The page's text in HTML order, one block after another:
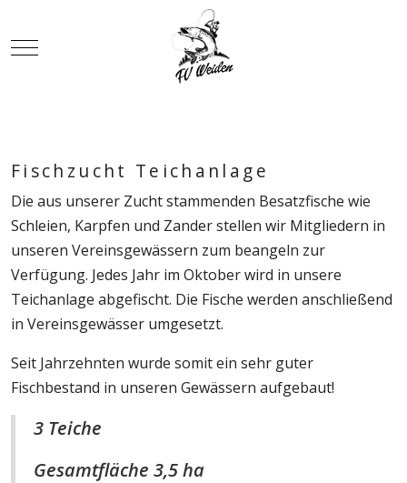
Mobile Menu Toggle
Fischzucht Teichanlage
Die aus unserer Zucht stammenden Besatzfische wie
Schleien, Karpfen und Zander stellen wir Mitgliedern in
unseren Vereinsgewässern zum beangeln zur
Verfügung. Jedes Jahr im Oktober wird in unsere
Teichanlage abgefischt. Die Fische werden anschließend
in Vereinsgewässer umgesetzt.
Seit Jahrzehnten wurde somit ein sehr guter
Fischbestand in unseren Gewässern aufgebaut!
3 Teiche
Gesamtfläche 3,5 ha